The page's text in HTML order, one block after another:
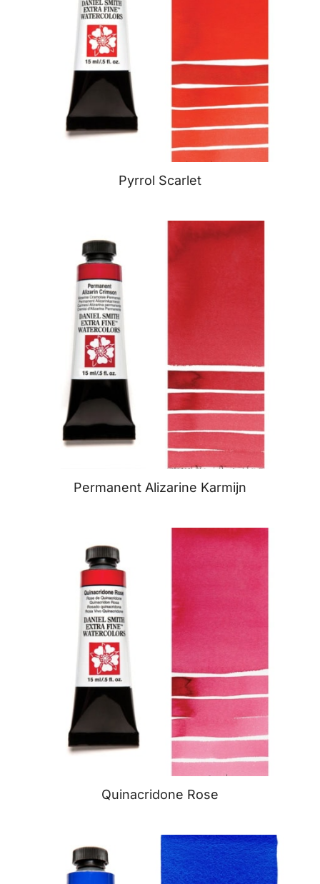
Pyrrol Scarlet
Permanent Alizarine Karmijn
Quinacridone Rose